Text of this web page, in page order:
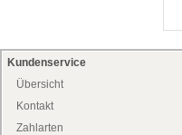
Kundenservice
Übersicht
Kontakt
Zahlarten